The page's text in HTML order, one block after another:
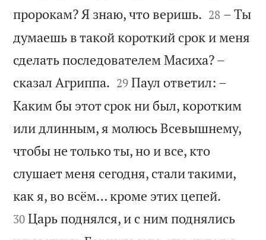
пророкам? Я знаю, что веришь. 

28 – Ты
думаешь в такой короткий срок и меня
сделать последователем Масиха? –
сказал Агриппа. 

29 Паул ответил: –
Каким бы этот срок ни был, коротким
или длинным, я молюсь Всевышнему,
чтобы не только ты, но и все, кто
слушает меня сегодня, стали такими,
как я, во всём… кроме этих цепей.
30 Царь поднялся, и с ним поднялись